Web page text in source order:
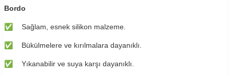
Bordo
✅ Sağlam, esnek silikon malzeme.
✅ Bükülmelere ve kırılmalara dayanıklı.
✅ Yıkanabilir ve suya karşı dayanıklı.